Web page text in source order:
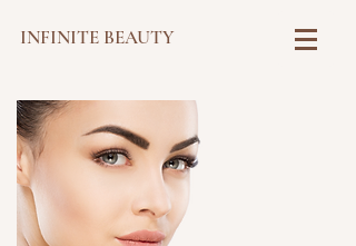
INFINITE BEAUTY